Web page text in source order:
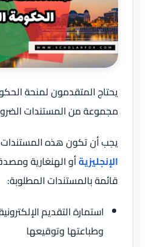
يحتاج المتقدمون لمنحة
مجموعة من المستندات
يجب أن تكون هذه المستندات
الإنجليزيةأو الهنغارية
قائمة بالمستندات المطلوبة:
استمارة التقديم
وطباعتها وتوقيعها